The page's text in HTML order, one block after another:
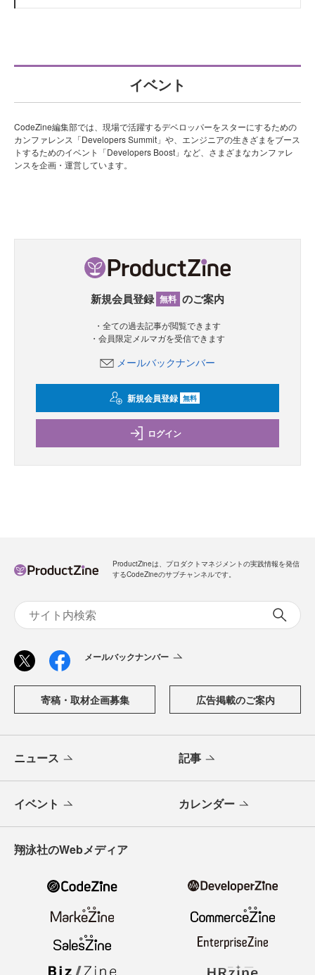
イベント
CodeZine編集部では、現場で活躍するデベロッパーをスターにするための
カンファレンス「Developers Summit」や、エンジニアの生きざまをブース
トするためのイベント「Developers Boost」など、さまざまなカンファレ
ンスを企画・運営しています。
新規会員登録 無料 のご案内
・全ての過去記事が閲覧できます
・会員限定メルマガを受信できます
メールバックナンバー
新規会員登録 無料
ログイン
ProductZineは、プロダクトマネジメントの実践情報を発信
するCodeZineのサブチャンネルです。
メールバックナンバー
寄稿・取材企画募集 広告掲載のご案内
ニュース 記事
イベント カレンダー
翔泳社のWebメディア